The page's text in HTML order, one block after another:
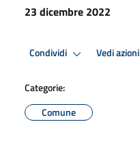
23 dicembre 2022
Condividi Vedi azioni
Categorie:
Comune